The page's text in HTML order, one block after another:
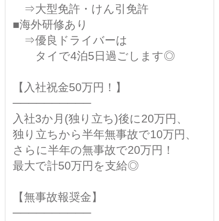
⇒大型免許・けん引免許
■海外研修あり
⇒優良ドライバーは
タイで4泊5日過ごします◎
【入社祝金50万円！】
──────────
入社3か月(独り立ち)後に20万円、
独り立ちから半年無事故で10万円、
さらに半年の無事故で20万円！
最大で計50万円を支給◎
【無事故報奨金】
──────────